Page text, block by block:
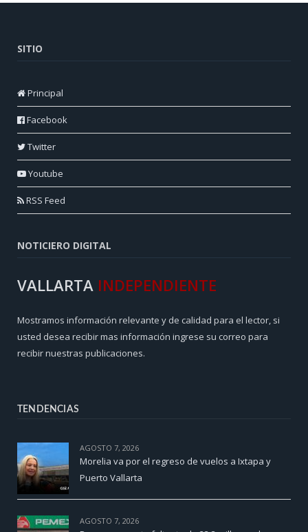
SITIO
Principal
Facebook
Twitter
Youtube
RSS Feed
NOTICIERO DIGITAL
VALLARTA INDEPENDIENTE
Mostramos información relevante y de calidad para el lector, si
usted desea recibir mas información ingrese su correo para
recibir nuestras publicaciones.
TENDENCIAS
AGOSTO 7, 2026
Morelia va por el regreso de vuelos a Ixtapa y
Puerto Vallarta
AGOSTO 7, 2026